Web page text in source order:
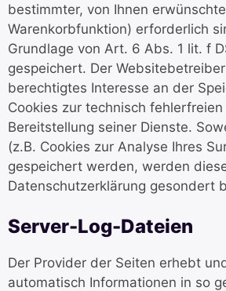
bestimmter, von Ihnen
Warenkorbfunktion) erforderlich
Grundlage von Art. 6 Abs. 1 lit. f
gespeichert. Der
berechtigtes Interesse an der
Cookies zur technisch
Bereitstellung seiner Dienste.
(z.B. Cookies zur Analyse Ihres
gespeichert werden, werden
Datenschutzerklärung gesondert
Server-Log-Dateien
Der Provider der Seiten erhebt
automatisch Informationen in so